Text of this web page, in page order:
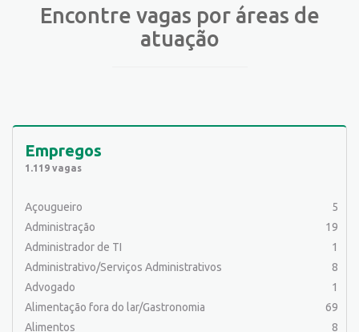
Encontre vagas por áreas de
atuação
Empregos
1.119 vagas
Açougueiro
5
Administração
19
Administrador de TI
1
Administrativo/Serviços Administrativos
8
Advogado
1
Alimentação fora do lar/Gastronomia
69
Alimentos
8